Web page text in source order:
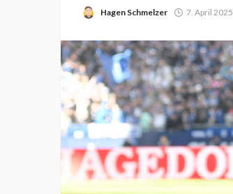
Hagen Schmelzer 7. April 2025